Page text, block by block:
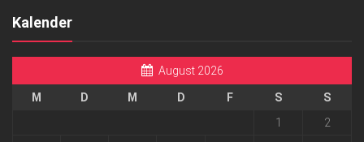
Kalender
August 2026
M D M D F S
S
1
2